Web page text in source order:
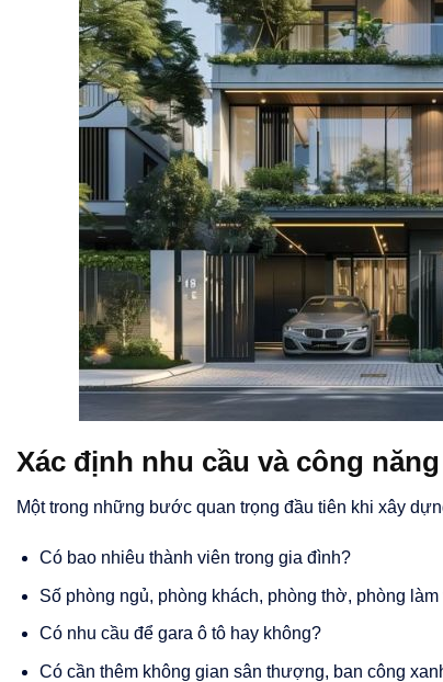
Xác định nhu cầu và công
Một trong những bước quan trọng đầu tiên khi xây
Có bao nhiêu thành viên trong gia đình?
Số phòng ngủ, phòng khách, phòng thờ, phòng làm
Có nhu cầu để gara ô tô hay không?
Có cần thêm không gian sân thượng, ban công